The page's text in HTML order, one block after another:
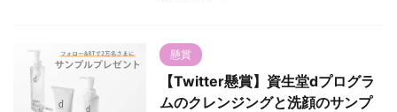
懸賞
【Twitter懸賞】資生堂dプログラ
ムのクレンジングと洗顔のサンプ